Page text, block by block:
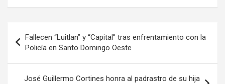
Navegación
de
entradas
Fallecen “Luitlan” y “Capital” tras enfrentamiento con la
Policía en Santo Domingo Oeste
José Guillermo Cortines honra al padrastro de su hija